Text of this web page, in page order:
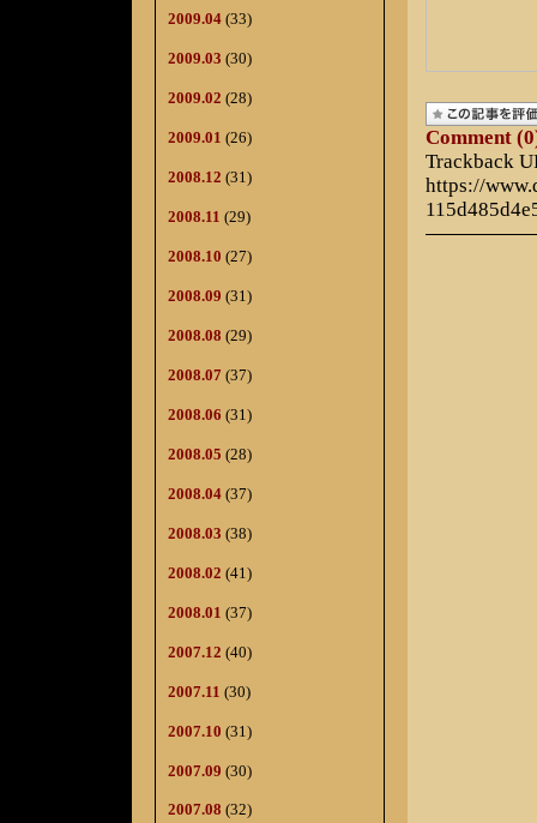
2009.04 (33)
2009.03 (30)
2009.02 (28)
2009.01 (26)
2008.12 (31)
2008.11 (29)
2008.10 (27)
2008.09 (31)
2008.08 (29)
2008.07 (37)
2008.06 (31)
2008.05 (28)
2008.04 (37)
2008.03 (38)
2008.02 (41)
2008.01 (37)
2007.12 (40)
2007.11 (30)
2007.10 (31)
2007.09 (30)
2007.08 (32)
Comment
Trackback
https://